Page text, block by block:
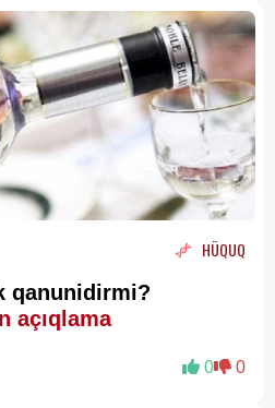
HÜQUQ
qanunidirmi?
açıqlama
0 0